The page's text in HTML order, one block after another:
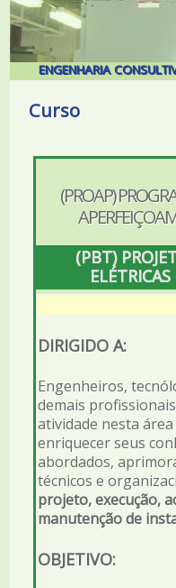
ENGENHARIA
Curso
(PROAP)
(PBT)
DIRIGIDO A:
Engenheiros,
demais
atividade nesta
enriquecer seus
abordados,
técnicos e
projeto, execução,
manutenção de
OBJETIVO: